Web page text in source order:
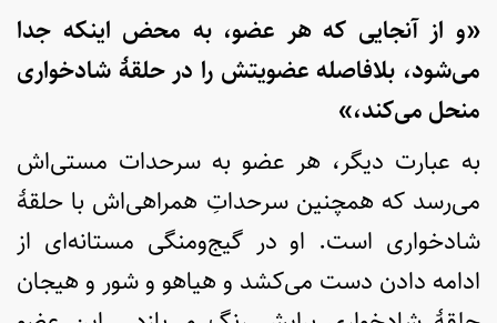
«و از آنجایی که هر عضو، به محض اینکه جدا
می‌شود، بلافاصله عضویتش را در حلقۀ شادخواری
منحل می‌کند،»
به عبارت دیگر، هر عضو به سرحدات مستی‌اش
می‌رسد که همچنین سرحداتِ همراهی‌اش با حلقۀ
شادخواری است. او در گیج‌ومنگی مستانه‌ای از
ادامه دادن دست می‌کشد و هیاهو و شور ‌و ‌هیجان